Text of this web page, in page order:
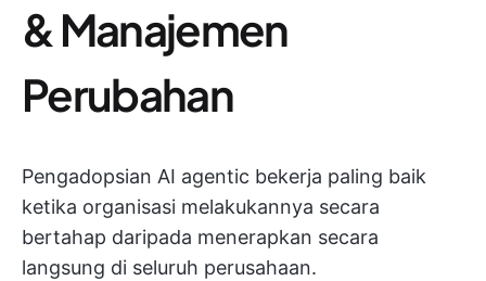
& Manajemen
Perubahan
Pengadopsian AI agentic bekerja paling baik
ketika organisasi melakukannya secara
bertahap daripada menerapkan secara
langsung di seluruh perusahaan.